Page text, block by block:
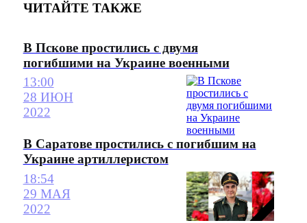
ЧИТАЙТЕ ТАКЖЕ
В Пскове простились с двумя
погибшими на Украине военными
13:00
28 ИЮН
2022
В Саратове простились с погибшим на
Украине артиллеристом
18:54
29 МАЯ
2022